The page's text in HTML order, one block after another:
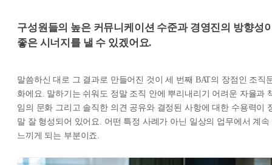
구성원들의 높은 커뮤니케이션 수준과 경영진의 방향성
좋은 시너지를 낼 수 있겠어요.
말씀하신 대로 그 결과로 만들어진 것이 세 번째 BAT의 장점인 조직
화에요. 말하기는 쉬워도 정말 조직 안에 뿌리내리기 어려운 자율과
임의 문화 그리고 솔직한 의견 공유와 결정된 사항에 대한 수용력이
말 잘 형성되어 있어요. 어떤 특정 사례가 아닌 일상의 업무에서 계속
느끼게 되는 부분이죠.